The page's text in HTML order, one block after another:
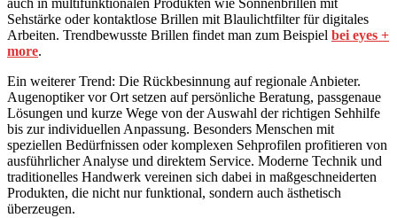
auch in multifunktionalen Produkten wie Sonnenbrillen mit
Sehstärke oder kontaktlose Brillen mit Blaulichtfilter für digitales
Arbeiten. Trendbewusste Brillen findet man zum Beispiel bei eyes +
more.
Ein weiterer Trend: Die Rückbesinnung auf regionale Anbieter.
Augenoptiker vor Ort setzen auf persönliche Beratung, passgenaue
Lösungen und kurze Wege von der Auswahl der richtigen Sehhilfe
bis zur individuellen Anpassung. Besonders Menschen mit
speziellen Bedürfnissen oder komplexen Sehprofilen profitieren von
ausführlicher Analyse und direktem Service. Moderne Technik und
traditionelles Handwerk vereinen sich dabei in maßgeschneiderten
Produkten, die nicht nur funktional, sondern auch ästhetisch
überzeugen.